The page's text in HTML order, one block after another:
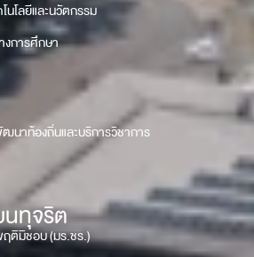
นโลยีและนวัตกรรม
งการศึกษา
าท้องถิ่นและบริการวิชาการ
นทุจริต
ฤติมิชอบ (มร.ชร.)